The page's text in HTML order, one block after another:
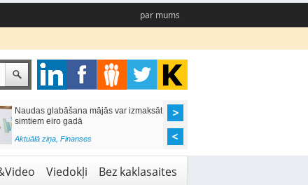
par mums
Naudas glabāšana mājās var izmaksāt
simtiem eiro gadā
Aktuālā ziņa, Finanses
Viedokļi Bez kaklasaites